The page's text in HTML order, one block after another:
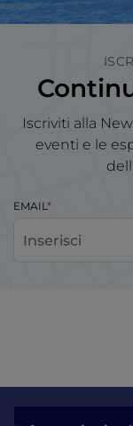
Iscriviti alla
eventi e le
EMAIL